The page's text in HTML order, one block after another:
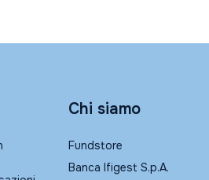
Chi siamo
Fundstore
Banca Ifigest S.p.A.